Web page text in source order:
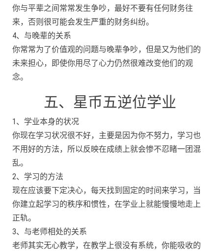
你与平辈之间常常发生争吵，最好不要有任何财务往
来，否则很可能会发生严重的财务纠纷。
4、与晚辈的关系
你常常为了价值观的问题与晚辈争吵，但是又为他们的
未来担心，即使你用尽了心力仍然很难改变他们的观
念。
五、星币五逆位学业
1、学业本身的状况
你现在学习状况很不好，主要是因为你不努力，学习也
不用好的方法，所以反映在成绩上就会惨不忍睹一团混
乱。
2、学习的方法
现在应该要下定决心，每天找到固定的时间来学习，当
你建立起学习的秩序和惯性，在学业上就能慢慢地走上
正轨。
3、与老师相处的关系
老师其实无心教学，在教学上很没有系统，你能吸收的